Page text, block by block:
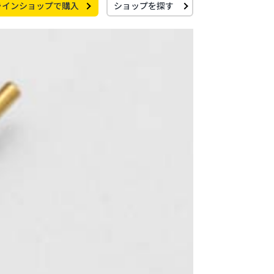
ンショップで購入 ショップを探す